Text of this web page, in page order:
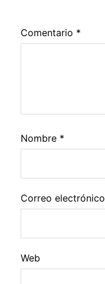
Comentario *
Nombre *
Correo electrónico
Web